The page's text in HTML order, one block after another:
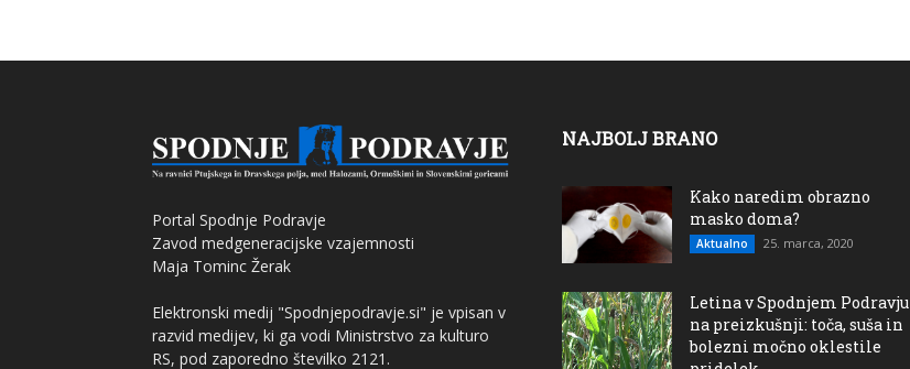
Portal Spodnje Podravje
Zavod medgeneracijske vzajemnosti
Maja Tominc Žerak
Elektronski medij "Spodnjepodravje.si" je vpisan v
razvid medijev, ki ga vodi Ministrstvo za kulturo
RS, pod zaporedno številko 2121.
NAJBOLJ BRANO
Kako naredim obrazno
masko doma?
Aktualno 25. marca, 2020
Letina v Spodnjem Podravju
na preizkušnji: toča, suša in
bolezni močno oklestile